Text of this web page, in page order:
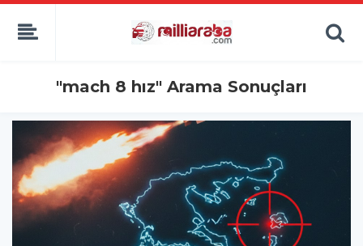
"mach 8 hız" Arama Sonuçları